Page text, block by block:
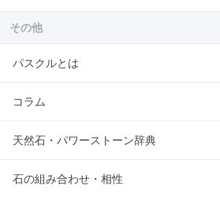
その他
パスクルとは
コラム
天然石・パワーストーン辞典
石の組み合わせ・相性